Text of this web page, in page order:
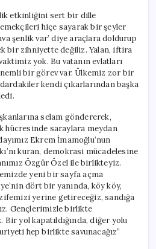
etkinliğini sert bir dille
hiçe sayarak bir şeyler
şenlik var’ diye araçlara doldurup
bir zihniyette değiliz. Yalan, iftira
yok. Bu vatanın evlatları
bir görev var. Ülkemiz zor bir
kendi çıkarlarından başka
selam göndererek,
hücresinde saraylara meydan
Ekrem İmamoğlu’nun
kuran, demokrasi mücadelesine
Özgür Özel ile birlikteyiz.
yeni bir sayfa açma
dört bir yanında, köy köy,
yerine getireceğiz, sandığa
Gençlerimizle birlikte
Bir yol kapatıldığında, diğer yolu
hep birlikte savunacağız”